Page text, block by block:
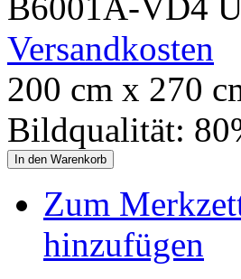
B6001A-VD4
Versandkosten
200 cm x 270
Bildqualität: 80
In den Warenkorb
Zum
hinzufügen